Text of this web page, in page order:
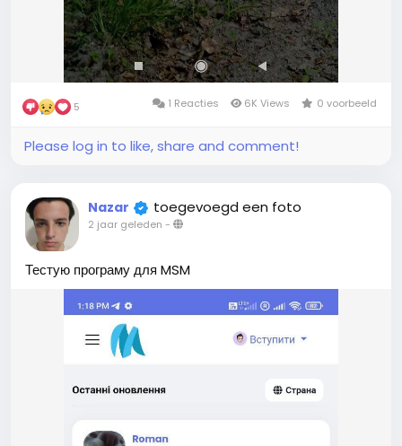
5 1 Reacties 6K Views 0 voorbeeld
Please log in to like, share and comment!
Nazar toegevoegd een foto
2 jaar geleden -
Тестую програму для MSM